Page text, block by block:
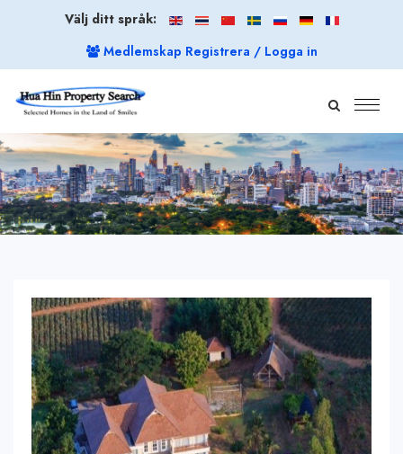
Välj ditt språk:
Medlemskap Registrera / Logga in